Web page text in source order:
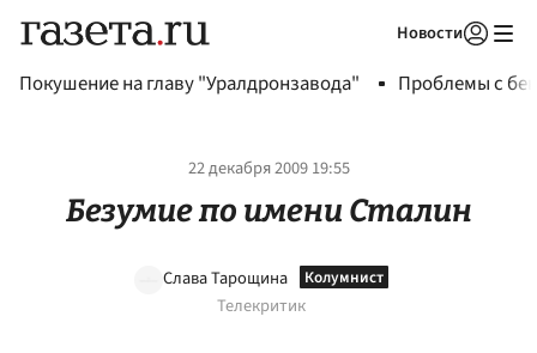
Новости
Покушение на главу "Уралдронзавода" Проблемы с
22 декабря 2009 19:55
Безумие по имени Сталин
Слава Тарощина
Телекритик